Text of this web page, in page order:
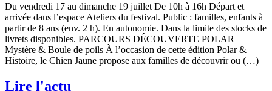
Du vendredi 17 au dimanche 19 juillet De 10h à 16h Départ et
arrivée dans l’espace Ateliers du festival. Public : familles, enfants à
partir de 8 ans (env. 2 h). En autonomie. Dans la limite des stocks de
livrets disponibles. PARCOURS DÉCOUVERTE POLAR
Mystère & Boule de poils À l’occasion de cette édition Polar &
Histoire, le Chien Jaune propose aux familles de découvrir ou (…)
Lire l'actu